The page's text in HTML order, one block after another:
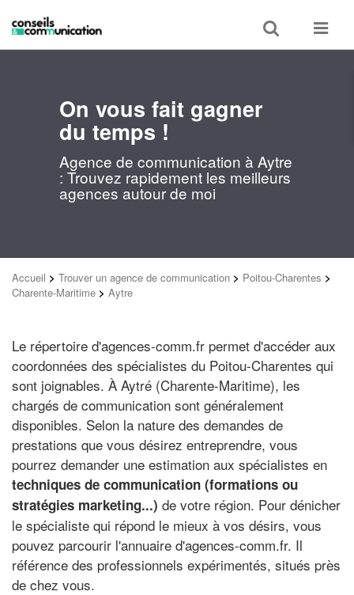
Toggle
search
Toggle
On vous fait gagner
du temps !
Agence de communication à Aytre
: Trouvez rapidement les meilleurs
agences autour de moi
Accueil > Trouver un agence de communication > Poitou-Charentes >
Charente-Maritime > Aytre
Le répertoire d'agences-comm.fr permet d'accéder aux
coordonnées des spécialistes du Poitou-Charentes qui
sont joignables. À Aytré (Charente-Maritime), les
chargés de communication sont généralement
disponibles. Selon la nature des demandes de
prestations que vous désirez entreprendre, vous
pourrez demander une estimation aux spécialistes en
techniques de communication (formations ou
stratégies marketing...) de votre région. Pour dénicher
le spécialiste qui répond le mieux à vos désirs, vous
pouvez parcourir l'annuaire d'agences-comm.fr. Il
référence des professionnels expérimentés, situés près
de chez vous.